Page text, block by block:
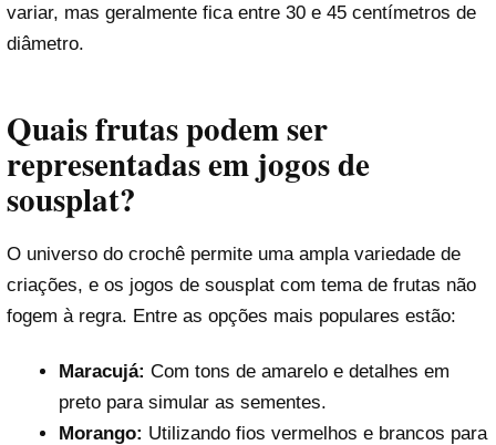
variar, mas geralmente fica entre 30 e 45 centímetros de
diâmetro.
Quais frutas podem ser
representadas em jogos de
sousplat?
O universo do crochê permite uma ampla variedade de
criações, e os jogos de sousplat com tema de frutas não
fogem à regra. Entre as opções mais populares estão:
Maracujá: Com tons de amarelo e detalhes em
preto para simular as sementes.
Morango: Utilizando fios vermelhos e brancos para